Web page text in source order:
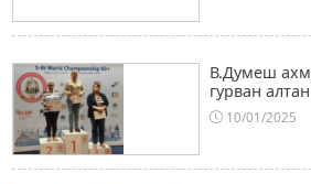
В.Думеш
гурван
10/01/2025